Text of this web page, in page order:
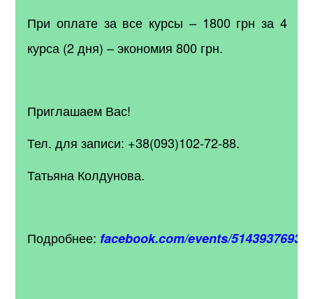
При оплате за все курсы – 1800 грн за 4
курса (2 дня) – экономия 800 грн.
Приглашаем Вас!
Тел. для записи: +38(093)102-72-88.
Татьяна Колдунова.
Подробнее: facebook.com/events/